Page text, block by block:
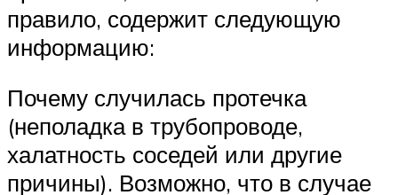
правило, содержит следующую
информацию:
Почему случилась протечка
(неполадка в трубопроводе,
халатность соседей или другие
причины). Возможно, что в случае